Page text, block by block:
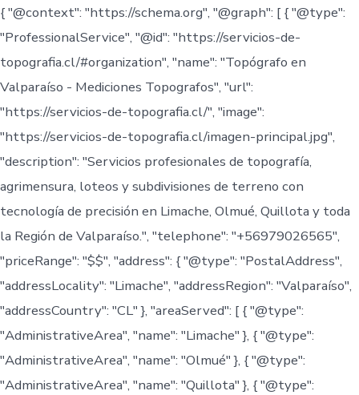
{ "@context": "https://schema.org", "@graph": [ { "@type":
"ProfessionalService", "@id": "https://servicios-de-
topografia.cl/#organization", "name": "Topógrafo en
Valparaíso - Mediciones Topografos", "url":
"https://servicios-de-topografia.cl/", "image":
"https://servicios-de-topografia.cl/imagen-principal.jpg",
"description": "Servicios profesionales de topografía,
agrimensura, loteos y subdivisiones de terreno con
tecnología de precisión en Limache, Olmué, Quillota y toda
la Región de Valparaíso.", "telephone": "+56979026565",
"priceRange": "$$", "address": { "@type": "PostalAddress",
"addressLocality": "Limache", "addressRegion": "Valparaíso",
"addressCountry": "CL" }, "areaServed": [ { "@type":
"AdministrativeArea", "name": "Limache" }, { "@type":
"AdministrativeArea", "name": "Olmué" }, { "@type":
"AdministrativeArea", "name": "Quillota" }, { "@type":